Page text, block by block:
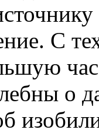
С
о